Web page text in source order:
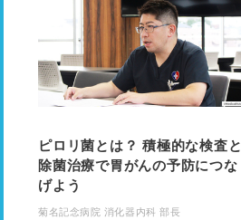
ピロリ菌とは？ 積極的な検査と
除菌治療で胃がんの予防につな
げよう
菊名記念病院 消化器内科 部長